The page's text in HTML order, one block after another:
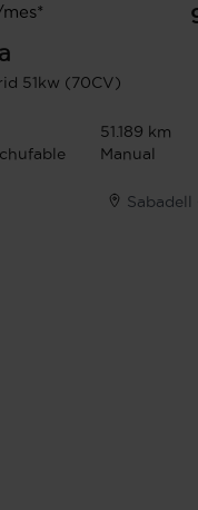
51kw (70CV)
51.189 km
Manual